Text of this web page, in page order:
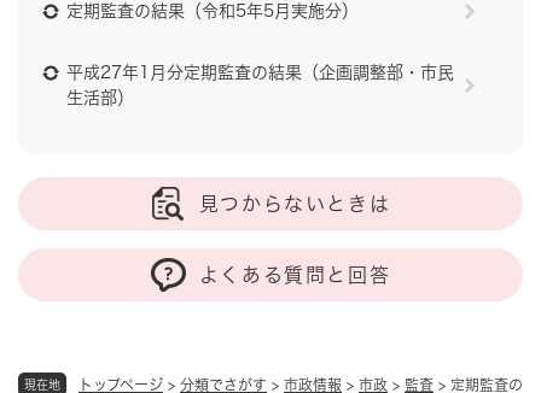
現在地 トップページ > 分類でさがす > 市政情報 > 市政 > 監査 > 定期監査の
定期監査の結果（令和5年5月実施分）
平成27年1月分定期監査の結果（企画調整部・市民
生活部）
見つからないときは
よくある質問と回答